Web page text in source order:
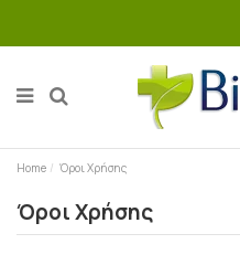
Home Όροι Χρήσης
Όροι Χρήσης